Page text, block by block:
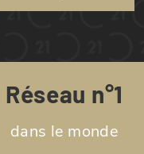
Réseau n°1
dans le monde